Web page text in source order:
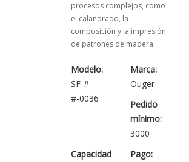
procesos complejos, como
el calandrado, la
composición y la impresión
de patrones de madera.
Modelo:
SF-#-
#-0036
Marca:
Ouger
Pedido
mínimo:
3000
Capacidad
Pago: